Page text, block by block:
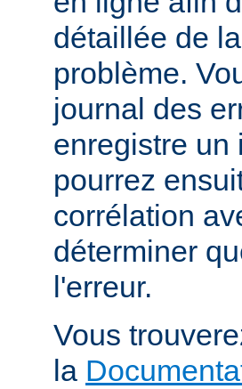
détaillée de
problème.
journal des
enregistre un
pourrez
corrélation
déterminer
l'erreur.
Vous
la